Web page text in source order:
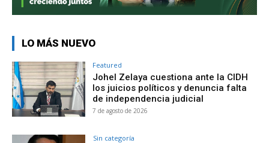
LO MÁS NUEVO
Featured
Johel Zelaya cuestiona ante la CIDH
los juicios políticos y denuncia falta
de independencia judicial
7 de agosto de 2026
Sin categoría